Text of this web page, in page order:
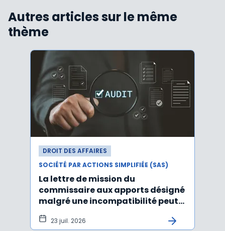
Autres articles sur le même
thème
DROIT DES AFFAIRES
SOCIÉTÉ PAR ACTIONS SIMPLIFIÉE (SAS)
La lettre de mission du
commissaire aux apports désigné
malgré une incompatibilité peut
être annulée
23 juil. 2026